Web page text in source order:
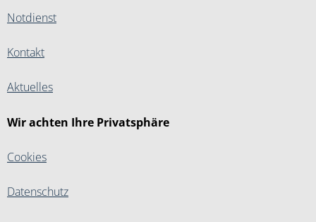
Notdienst
Kontakt
Aktuelles
Wir achten Ihre Privatsphäre
Cookies
Datenschutz